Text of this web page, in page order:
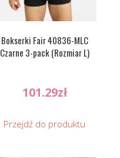
Bokserki Fair 40836-MLC
Czarne 3-pack (Rozmiar L)
101.29zł
Przejdź do produktu